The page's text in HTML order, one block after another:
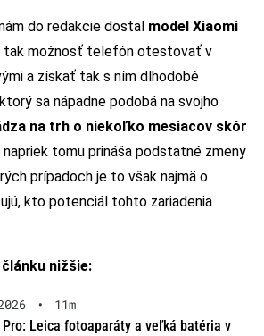
do redakcie dostal model Xiaomi
tak možnosť telefón otestovať v
a získať tak s ním dlhodobé
sa nápadne podobá na svojho
na trh o niekoľko mesiacov skôr
napriek tomu prináša podstatné zmeny
prípadoch je to však najmä o
kto potenciál tohto zariadenia
nižšie:
•
11m
Leica fotoaparáty a veľká batéria v